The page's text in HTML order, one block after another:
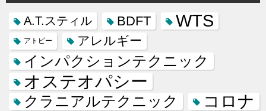
A.T.スティル BDFT WTS
アトピー アレルギー
インパクションテクニック
オステオパシー
クラニアルテクニック コロナ